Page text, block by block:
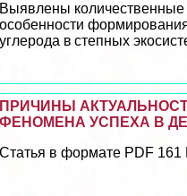
Выявлены количественные
особенности
углерода в степных
ПРИЧИНЫ
ФЕНОМЕНА УСПЕХА В
Статья в формате PDF 161